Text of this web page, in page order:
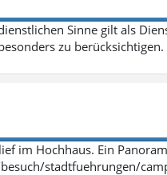
Sinne gilt als
zu berücksichtigen.
im Hochhaus. Ein
stadtfuehrungen/